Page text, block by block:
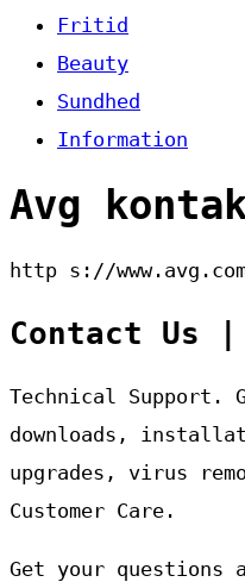
Fritid
Beauty
Sundhed
Information
Avg
http s://
Contact Us |
Technical Support.
downloads,
upgrades, virus
Customer Care.
Get your questions